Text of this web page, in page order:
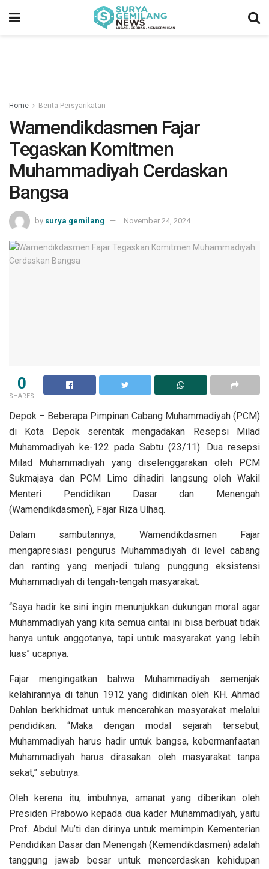
Home Berita Persyarikatan
Wamendikdasmen Fajar
Tegaskan Komitmen
Muhammadiyah Cerdaskan
Bangsa
by surya gemilang November 24, 2024
0
SHARES
Depok – Beberapa Pimpinan Cabang Muhammadiyah (PCM)
di Kota Depok serentak mengadakan Resepsi Milad
Muhammadiyah ke-122 pada Sabtu (23/11). Dua resepsi
Milad Muhammadiyah yang diselenggarakan oleh PCM
Sukmajaya dan PCM Limo dihadiri langsung oleh Wakil
Menteri Pendidikan Dasar dan Menengah
(Wamendikdasmen), Fajar Riza Ulhaq.
Dalam sambutannya, Wamendikdasmen Fajar
mengapresiasi pengurus Muhammadiyah di level cabang
dan ranting yang menjadi tulang punggung eksistensi
Muhammadiyah di tengah-tengah masyarakat.
“Saya hadir ke sini ingin menunjukkan dukungan moral agar
Muhammadiyah yang kita semua cintai ini bisa berbuat tidak
hanya untuk anggotanya, tapi untuk masyarakat yang lebih
luas” ucapnya.
Fajar mengingatkan bahwa Muhammadiyah semenjak
kelahirannya di tahun 1912 yang didirikan oleh KH. Ahmad
Dahlan berkhidmat untuk mencerahkan masyarakat melalui
pendidikan. “Maka dengan modal sejarah tersebut,
Muhammadiyah harus hadir untuk bangsa, kebermanfaatan
Muhammadiyah harus dirasakan oleh masyarakat tanpa
sekat,” sebutnya.
Oleh kerena itu, imbuhnya, amanat yang diberikan oleh
Presiden Prabowo kepada dua kader Muhammadiyah, yaitu
Prof. Abdul Mu’ti dan dirinya untuk memimpin Kementerian
Pendidikan Dasar dan Menengah (Kemendikdasmen) adalah
tanggung jawab besar untuk mencerdaskan kehidupan